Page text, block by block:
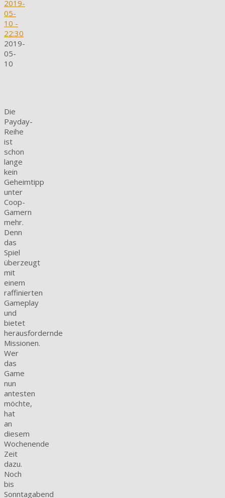
2019-
05-
10 -
22:30
2019-
05-
10
Die
Payday-
Reihe
ist
schon
lange
kein
Geheimtipp
unter
Coop-
Gamern
mehr.
Denn
das
Spiel
überzeugt
mit
einem
raffinierten
Gameplay
und
bietet
herausfordernde
Missionen.
Wer
das
Game
nun
antesten
möchte,
hat
an
diesem
Wochenende
Zeit
dazu.
Noch
bis
Sonntagabend